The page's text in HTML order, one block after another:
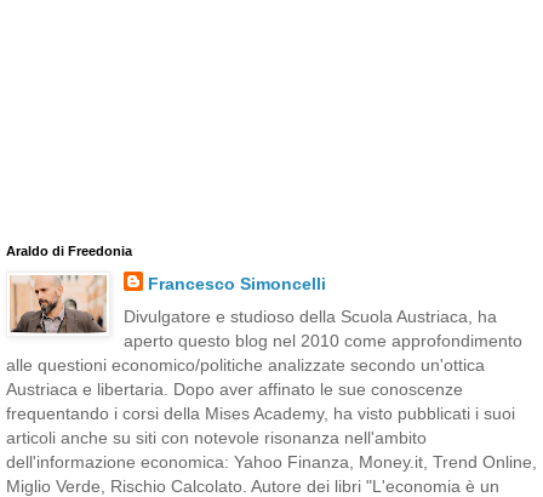
Araldo di Freedonia
Francesco Simoncelli
Divulgatore e studioso della Scuola Austriaca, ha
aperto questo blog nel 2010 come approfondimento
alle questioni economico/politiche analizzate secondo un'ottica
Austriaca e libertaria. Dopo aver affinato le sue conoscenze
frequentando i corsi della Mises Academy, ha visto pubblicati i suoi
articoli anche su siti con notevole risonanza nell'ambito
dell'informazione economica: Yahoo Finanza, Money.it, Trend Online,
Miglio Verde, Rischio Calcolato. Autore dei libri "L'economia è un